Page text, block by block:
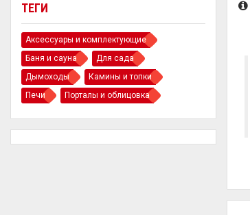
ТЕГИ
Аксессуары и комплектующие
Баня и сауна
Для сада
Дымоходы
Камины и топки
Печи
Порталы и облицовка